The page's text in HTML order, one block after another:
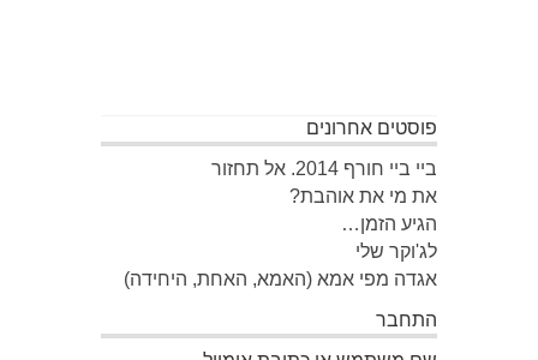
פוסטים אחרונים
ביי ביי חורף 2014. אל תחזור
את מי את אוהבת?
הגיע הזמן…
לג'וקר שלי
אגדה מפי אמא (האמא, האחת, היחידה)
התחבר